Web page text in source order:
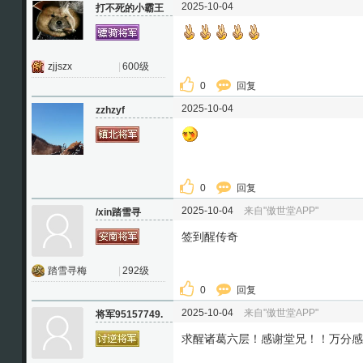
打不死的小霸王
zjjszx 600级
2025-10-04
0 回复
zzhzyf 2025-10-04
0 回复
/xin踏雪寻
踏雪寻梅 292级
2025-10-04 来自"傲世堂APP"
签到醒传奇
0 回复
将军95157749. 2025-10-04 来自"傲世堂APP"
求醒诸葛六层！感谢堂兄！！万分